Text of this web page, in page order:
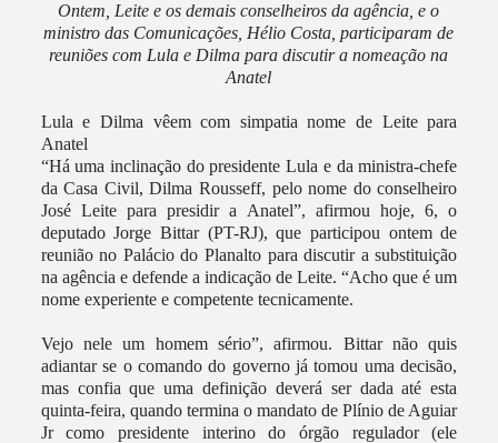
Ontem, Leite e os demais conselheiros da agência, e o
ministro das Comunicações, Hélio Costa, participaram de
reuniões com Lula e Dilma para discutir a nomeação na
Anatel
Lula e Dilma vêem com simpatia nome de Leite para
Anatel
“Há uma inclinação do presidente Lula e da ministra-chefe
da Casa Civil, Dilma Rousseff, pelo nome do conselheiro
José Leite para presidir a Anatel”, afirmou hoje, 6, o
deputado Jorge Bittar (PT-RJ), que participou ontem de
reunião no Palácio do Planalto para discutir a substituição
na agência e defende a indicação de Leite. “Acho que é um
nome experiente e competente tecnicamente.
Vejo nele um homem sério”, afirmou. Bittar não quis
adiantar se o comando do governo já tomou uma decisão,
mas confia que uma definição deverá ser dada até esta
quinta-feira, quando termina o mandato de Plínio de Aguiar
Jr como presidente interino do órgão regulador (ele